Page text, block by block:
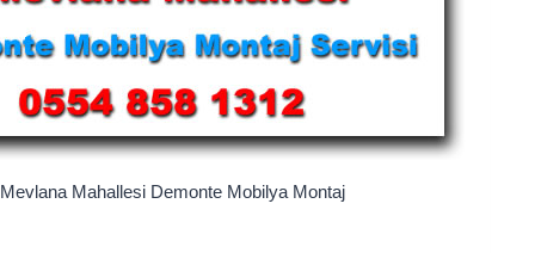
Mevlana Mahallesi Demonte Mobilya Montaj